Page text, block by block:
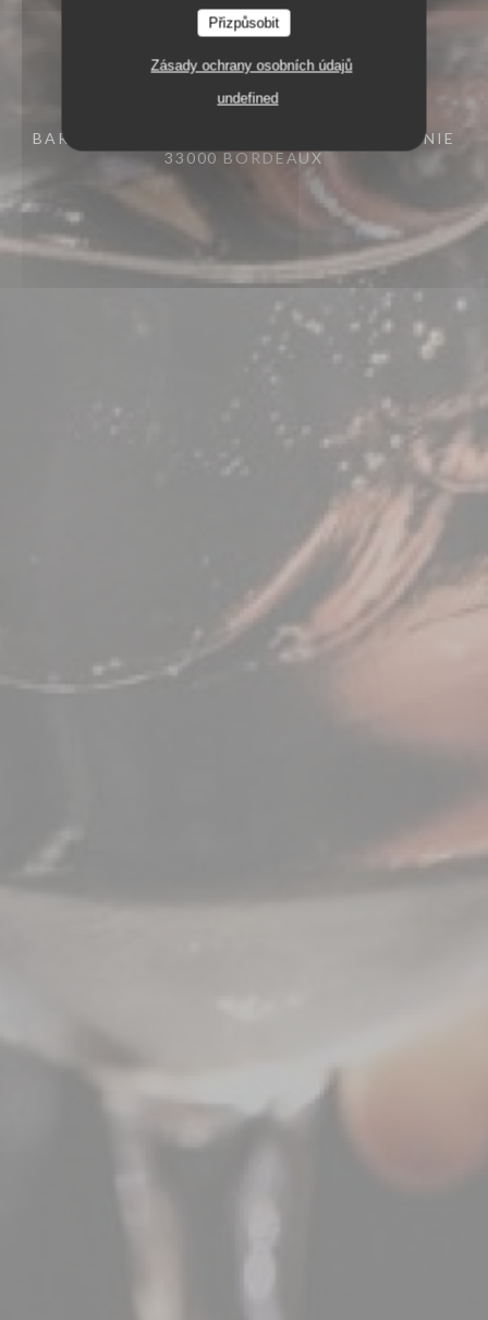
Přizpůsobit
Zásady ochrany osobních údajů
undefined
BAR RESTAURANT
15 RUE DES FRÈRES BONIE
33000 BORDEAUX